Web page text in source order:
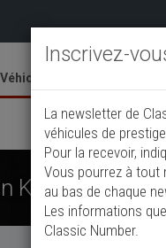
Véhicules
Ajouter une
K70 de
Inscrivez-
La newsletter de
véhicules de
Pour la recevoir,
Vous pourrez à tout
au bas de chaque
Les informations
Classic Number.